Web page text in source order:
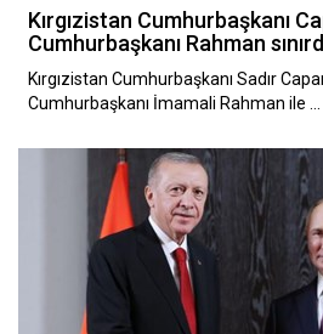
Kırgızistan Cumhurbaşkanı
Cumhurbaşkanı Rahman
Kırgızistan Cumhurbaşkanı Sadır
Cumhurbaşkanı İmamali Rahman ile …